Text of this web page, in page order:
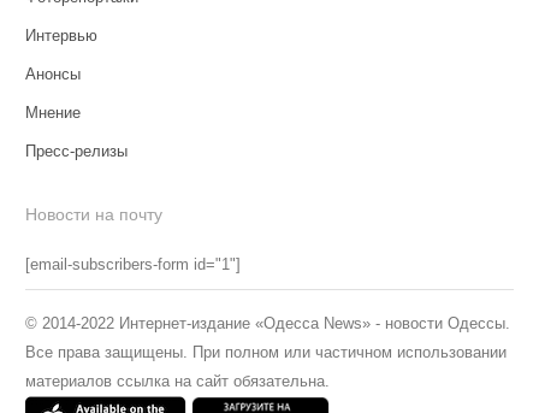
Интервью
Анонсы
Мнение
Пресс-релизы
Новости на почту
[email-subscribers-form id="1"]
© 2014-2022 Интернет-издание «Одесса News» - новости Одессы.
Все права защищены. При полном или частичном использовании
материалов ссылка на сайт обязательна.